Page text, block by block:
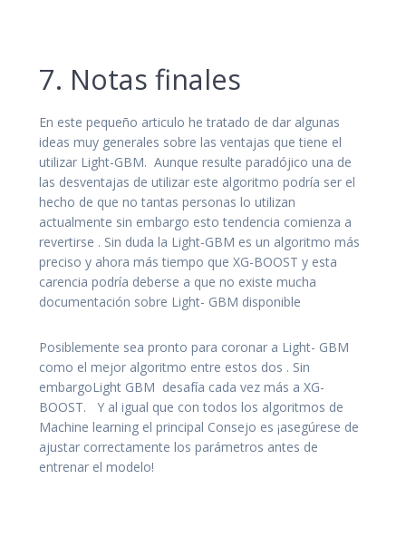
7. Notas finales
En este pequeño articulo he tratado de dar algunas
ideas muy generales sobre las ventajas que tiene el
utilizar Light-GBM. Aunque resulte paradójico una de
las desventajas de utilizar este algoritmo podría ser el
hecho de que no tantas personas lo utilizan
actualmente sin embargo esto tendencia comienza a
revertirse . Sin duda la Light-GBM es un algoritmo más
preciso y ahora más tiempo que XG-BOOST y esta
carencia podría deberse a que no existe mucha
documentación sobre Light- GBM disponible
Posiblemente sea pronto para coronar a Light- GBM
como el mejor algoritmo entre estos dos . Sin
embargoLight GBM desafía cada vez más a XG-
BOOST. Y al igual que con todos los algoritmos de
Machine learning el principal Consejo es ¡asegúrese de
ajustar correctamente los parámetros antes de
entrenar el modelo!